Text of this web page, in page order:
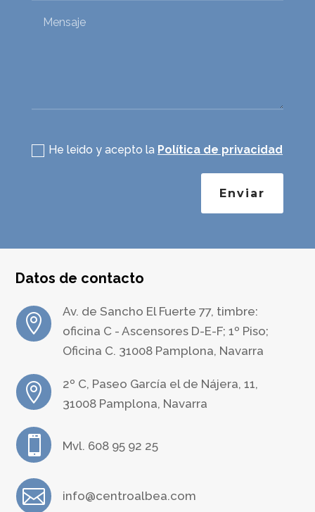
He leido y acepto la Política de privacidad
Enviar
Datos de contacto

Av. de Sancho El Fuerte 77, timbre:
oficina C - Ascensores D-E-F; 1º Piso;
Oficina C. 31008 Pamplona, Navarra

2º C, Paseo García el de Nájera, 11,
31008 Pamplona, Navarra
 Mvl. 608 95 92 25
 info@centroalbea.com